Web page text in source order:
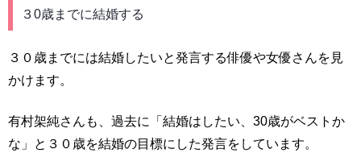
３0歳までに結婚する
３０歳までには結婚したいと発言する俳優や女優さんを見
かけます。
有村架純さんも、過去に「結婚はしたい、30歳がベストか
な」と３０歳を結婚の目標にした発言をしています。